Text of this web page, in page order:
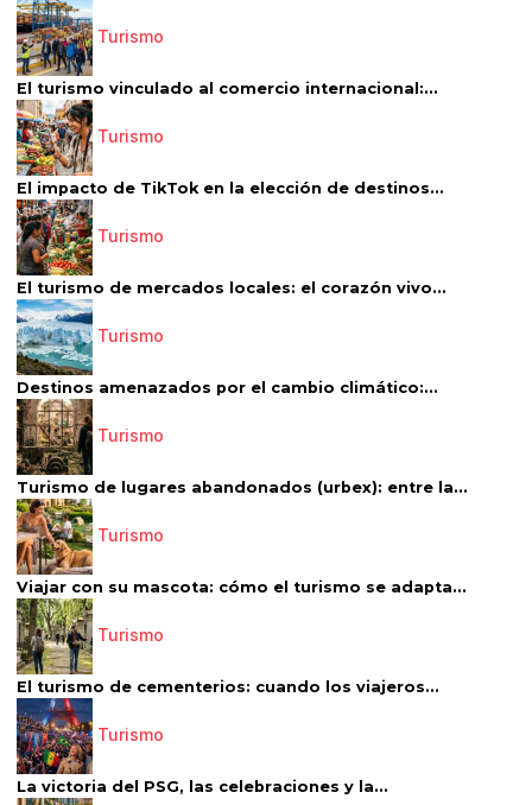
Turismo
El turismo vinculado al comercio internacional:...
Turismo
El impacto de TikTok en la elección de destinos...
Turismo
El turismo de mercados locales: el corazón vivo...
Turismo
Destinos amenazados por el cambio climático:...
Turismo
Turismo de lugares abandonados (urbex): entre la...
Turismo
Viajar con su mascota: cómo el turismo se adapta...
Turismo
El turismo de cementerios: cuando los viajeros...
Turismo
La victoria del PSG, las celebraciones y la...